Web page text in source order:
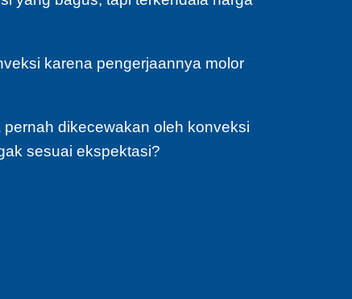
karena pengerjaannya molor
dikecewakan oleh konveksi
sesuai ekspektasi?